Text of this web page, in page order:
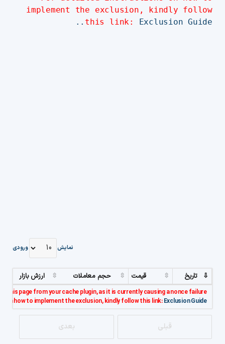
implement the exclusion, kindly follow
this link: Exclusion Guide..
نمایش ورودی
قبلی بعدی
تاریخ قیمت حجم معاملات ارزش بازار
this page from your cache plugin, as it is currently causing a nonce failure.
on how to implement the exclusion, kindly follow this link:Exclusion Guide..